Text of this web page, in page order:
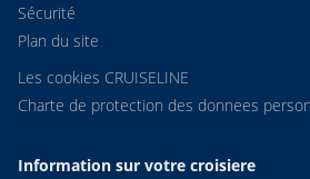
Sécurité
Plan du site
Les cookies CRUISELINE
Charte de protection des donnees
Information sur votre croisiere